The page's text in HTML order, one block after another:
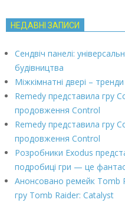
НЕДАВНІ ЗАПИСИ
Сендвіч панелі:
будівництва
Міжкімнатні двері –
Remedy представила гру
продовження Control
Remedy представила гру
продовження Control
Розробники Exodus
подробиці гри — це
Анонсовано ремейк Tomb
гру Tomb Raider: Catalyst